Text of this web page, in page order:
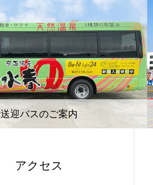
送迎バスのご案内
アクセス